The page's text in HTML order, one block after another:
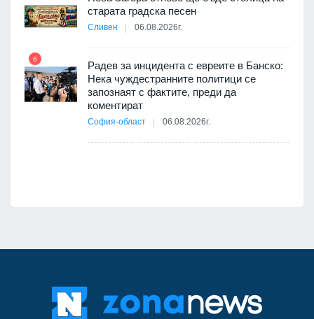
старата градска песен
Сливен 06.08.2026г.
6
Радев за инцидента с евреите в Банско:
Нека чуждестранните политици се
запознаят с фактите, преди да
коментират
София-област 06.08.2026г.